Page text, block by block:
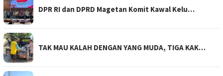
DPR RI dan DPRD Magetan Komit Kawal Kelu…
TAK MAU KALAH DENGAN YANG MUDA, TIGA KAK…